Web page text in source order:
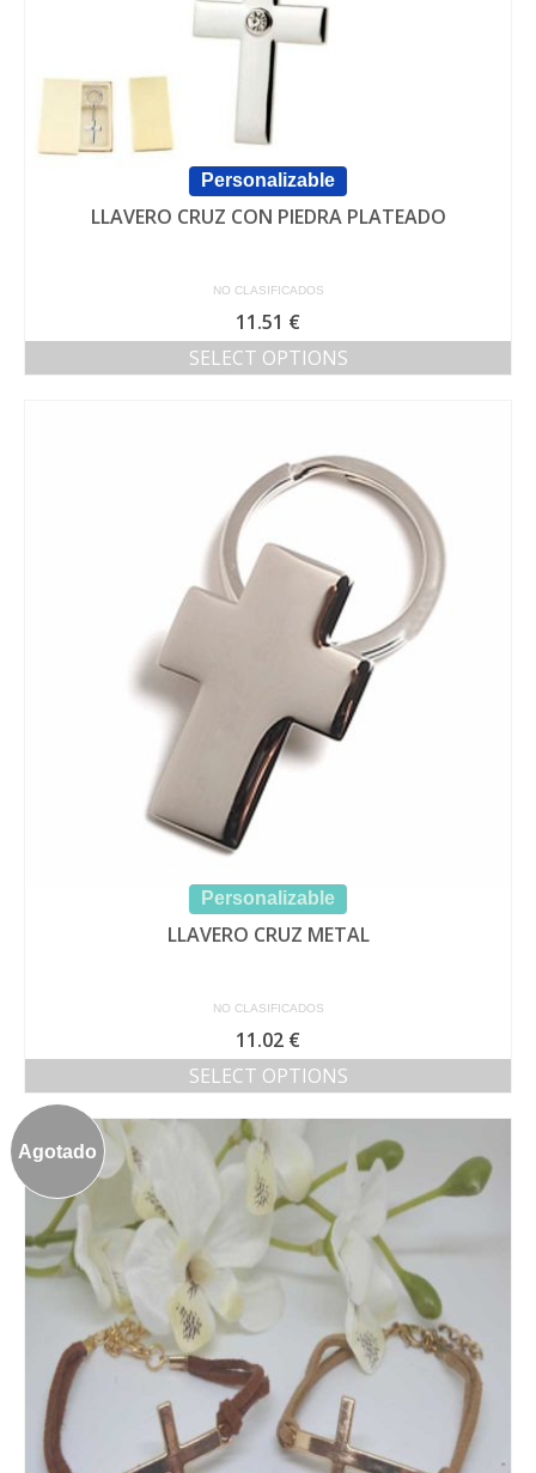
Personalizable
LLAVERO CRUZ CON PIEDRA PLATEADO
NO CLASIFICADOS
11.51 €
SELECT OPTIONS
Personalizable
LLAVERO CRUZ METAL
NO CLASIFICADOS
11.02 €
SELECT OPTIONS
Agotado